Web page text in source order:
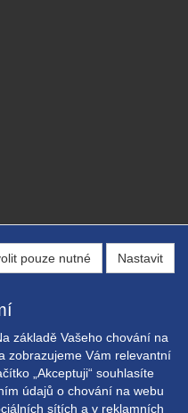
pouze nutné Nastavit
základě Vašeho chování na
zobrazujeme Vám relevantní
„Akceptuji“ souhlasíte
údajů o chování na webu
sítích a v reklamních
ALARM Czech s.r.o.
Powered byABRA E-shop